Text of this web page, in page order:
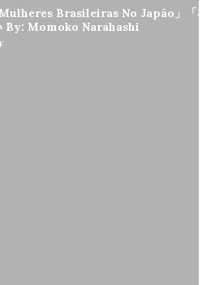
Brasileiras No Japão」「在
By: Momoko Narahashi